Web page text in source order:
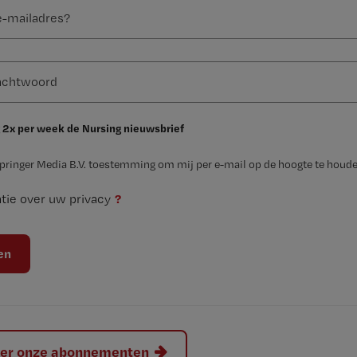
2x per week de Nursing nieuwsbrief
Media B.V. toestemming om mij per e-mail op de hoogte te
over uw privacy ?
onze abonnementen